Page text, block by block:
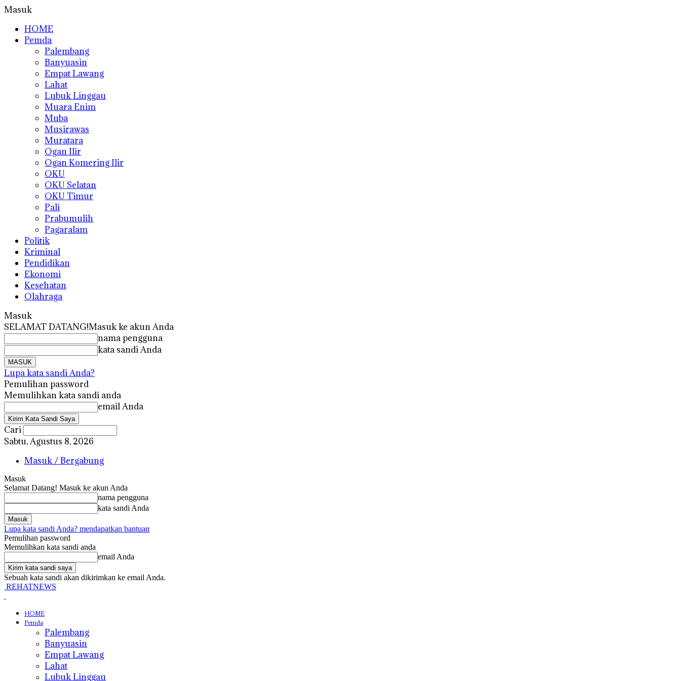
Masuk
HOME
Pemda
Palembang
Banyuasin
Empat Lawang
Lahat
Lubuk Linggau
Muara Enim
Muba
Musirawas
Muratara
Ogan Ilir
Ogan Komering Ilir
OKU
OKU Selatan
OKU Timur
Pali
Prabumulih
Pagaralam
Politik
Kriminal
Pendidikan
Ekonomi
Kesehatan
Olahraga
Masuk
SELAMAT DATANG!Masuk ke akun Anda
nama pengguna
kata sandi Anda
Lupa kata sandi Anda?
Pemulihan password
Memulihkan kata sandi anda
email Anda
Cari
Sabtu, Agustus 8, 2026
Masuk / Bergabung
Masuk
Selamat Datang! Masuk ke akun Anda
nama pengguna
kata sandi Anda
Lupa kata sandi Anda? mendapatkan bantuan
Pemulihan password
Memulihkan kata sandi anda
email Anda
Sebuah kata sandi akan dikirimkan ke email Anda.
REHATNEWS
HOME
Pemda
Palembang
Banyuasin
Empat Lawang
Lahat
Lubuk Linggau